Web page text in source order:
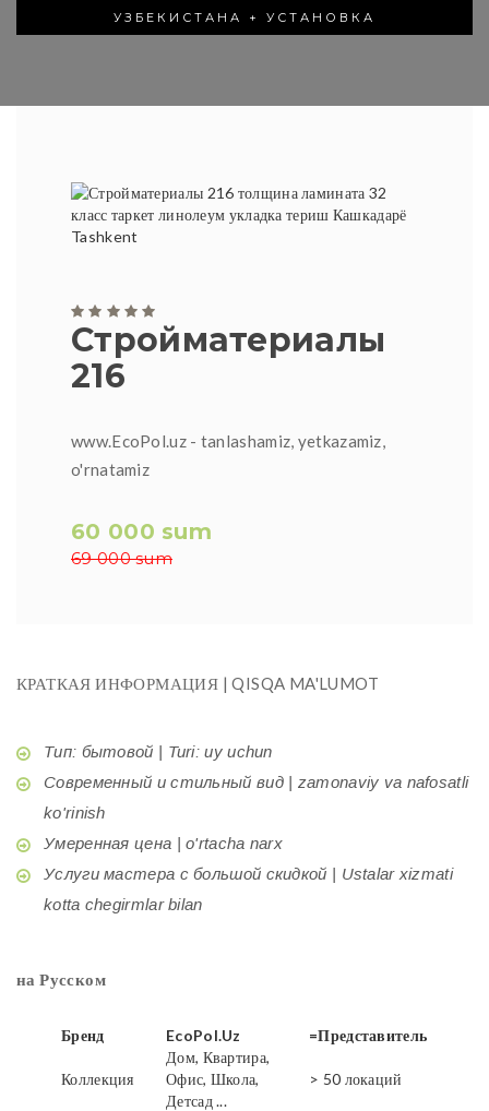
УЗБЕКИСТАНА + УСТАНОВКА
Стройматериалы
216
www.EcoPol.uz - tanlashamiz, yetkazamiz,
o'rnatamiz
60 000 sum
69 000 sum
КРАТКАЯ ИНФОРМАЦИЯ | QISQA MA'LUMOT
Тип: бытовой | Turi: uy uchun
Современный и стильный вид | zamonaviy va nafosatli
ko'rinish
Умеренная цена | o'rtacha narx
Услуги мастера с большой скидкой | Ustalar xizmati
kotta chegirmlar bilan
на Русском
Бренд EcoPol.Uz =Представитель
Коллекция
Дом, Квартира,
Офис, Школа,
Детсад ...
> 50 локаций